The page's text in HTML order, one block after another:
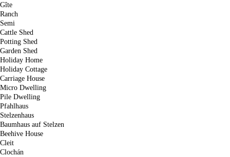
Gîte
Ranch
Semi
Cattle Shed
Potting Shed
Garden Shed
Holiday Home
Holiday Cottage
Carriage House
Micro Dwelling
Pile Dwelling
Pfahlhaus
Stelzenhaus
Baumhaus auf Stelzen
Beehive House
Cleit
Clochán